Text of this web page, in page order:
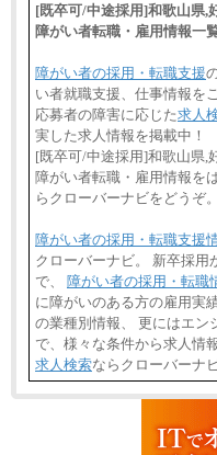
[既卒可/中途採用]和歌山県,
障がい者転職・雇用情報一
障がい者の採用・転職支援
い者就職支援、仕事情報を
応募者の障害に応じた求人
実した求人情報を掲載中！
[既卒可/中途採用]和歌山県,
障がい者転職・雇用情報を
らクローバーナビをどうぞ。
障がい者の採用・転職支援
クローバーナビ。 新卒採用
で、 障がい者の採用・転職
に障がいのある方の雇用実
の業種別情報、 更にはエン
で、様々な条件から求人情
求人検索ならクローバーナビ